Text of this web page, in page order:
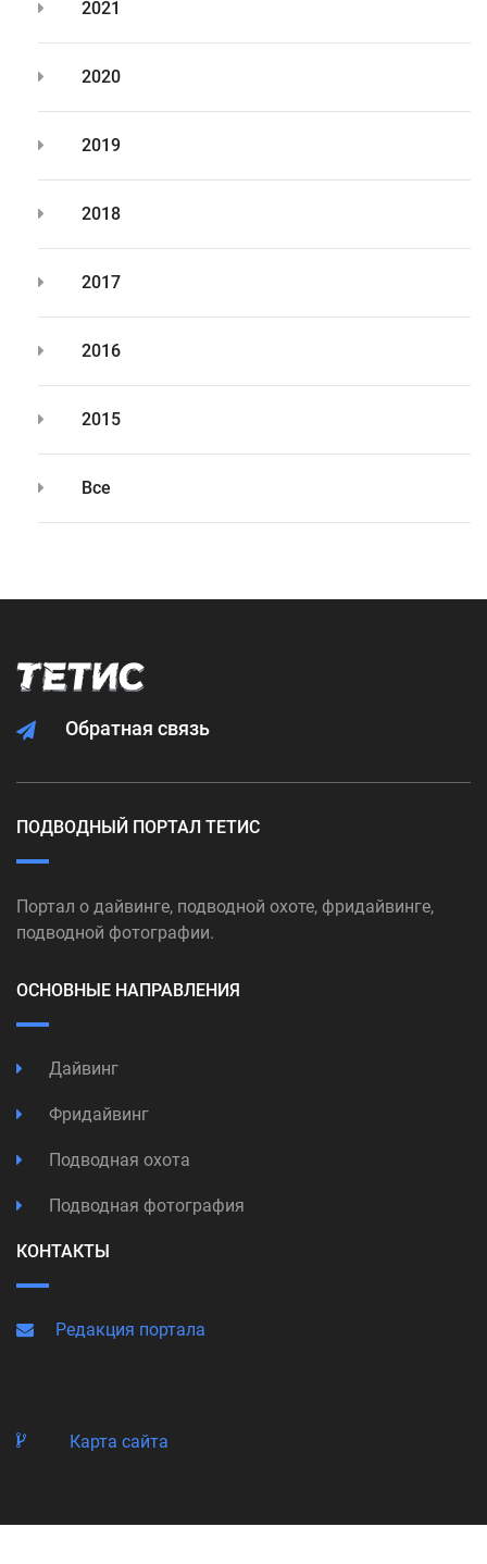
2021
2020
2019
2018
2017
2016
2015
Все
Обратная связь
ПОДВОДНЫЙ ПОРТАЛ ТЕТИС
Портал о дайвинге, подводной охоте, фридайвинге,
подводной фотографии.
ОСНОВНЫЕ НАПРАВЛЕНИЯ
Дайвинг
Фридайвинг
Подводная охота
Подводная фотография
КОНТАКТЫ
Редакция портала
Карта сайта